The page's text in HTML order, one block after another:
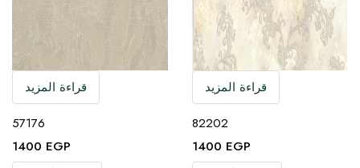
قراءة المزيد
57176
1400 EGP
قراءة المزيد
82202
1400 EGP